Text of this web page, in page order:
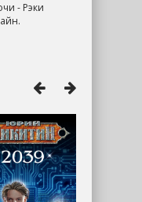
- Рэки